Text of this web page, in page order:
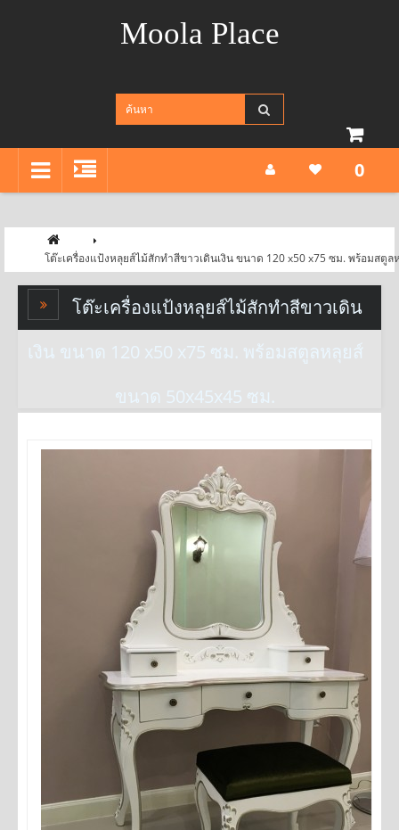
Moola Place
0
โต๊ะเครื่องแป้งหลุยส์ไม้สักทำสีขาวเดินเงิน ขนาด 120 x50 x75 ซม. พร้อมสตู
โต๊ะเครื่องแป้งหลุยส์ไม้สักทำสีขาวเดิน
เงิน ขนาด 120 x50 x75 ซม. พร้อมสตูลหลุยส์
ขนาด 50x45x45 ซม.